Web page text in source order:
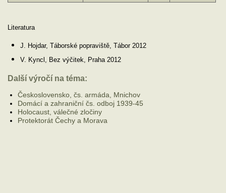
Literatura
J. Hojdar, Táborské popraviště, Tábor 2012
V. Kyncl, Bez výčitek, Praha 2012
Další výročí na téma:
Československo, čs. armáda, Mnichov
Domácí a zahraniční čs. odboj 1939-45
Holocaust, válečné zločiny
Protektorát Čechy a Morava